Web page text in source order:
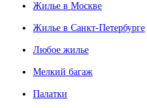
Жилье в Москве
Жилье в Санкт-Петербурге
Любое жилье
Мелкий багаж
Палатки